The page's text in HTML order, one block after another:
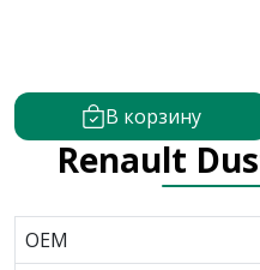
В корзину
Renault
OEM